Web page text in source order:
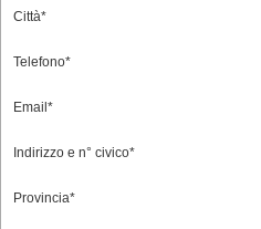
Città*
Telefono*
Email*
Indirizzo e n° civico*
Provincia*